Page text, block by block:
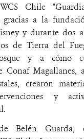
Chile
gracias a la
y durante dos
de Tierra del
y a cómo
Conaf Magallanes,
crearon
y
Belén Guarda,